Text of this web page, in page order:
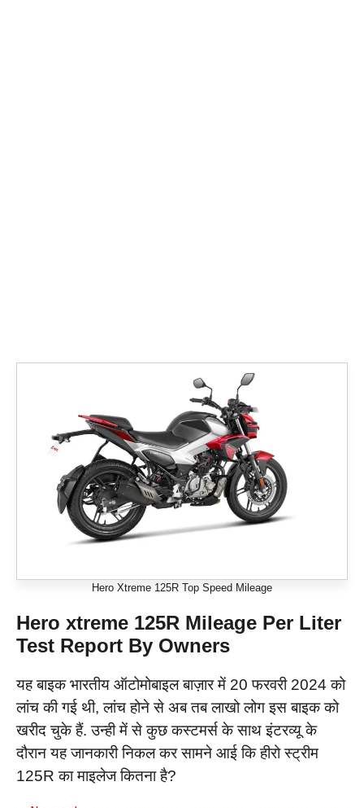
Hero Xtreme 125R Top Speed Mileage
Hero xtreme 125R Mileage Per Liter
Test Report By Owners
यह बाइक भारतीय ऑटोमोबाइल बाज़ार में 20 फरवरी 2024 को
लांच की गई थी, लांच होने से अब तब लाखो लोग इस बाइक को
खरीद चुके हैं. उन्ही में से कुछ कस्टमर्स के साथ इंटरव्यू के
दौरान यह जानकारी निकल कर सामने आई कि हीरो स्ट्रीम
125R का माइलेज कितना है?